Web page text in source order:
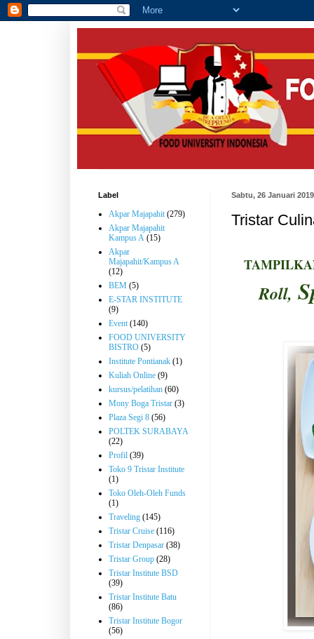
Sabtu, 26 Januari 2019
Tristar
Roll,
Label
Akpar Majapahit (279)
Akpar Majapahit
Kampus A (15)
Akpar
Majapahit/Kampus A
(12)
BEM (5)
E-STAR INSTITUTE
(9)
Event (140)
FOOD UNIVERSITY
BISTRO (5)
Institute Pontianak (1)
Kuliah Online (9)
kursus/pelatihan (60)
Mony Boga Tristar (3)
Plaza Segi 8 (56)
POLTEK SURABAYA
(22)
Profil (39)
Toko 9 Tristar Institute
(1)
Toko Oleh-Oleh Funds
(1)
Traveling (145)
Tristar Cruise (116)
Tristar Denpasar (38)
Tristar Group (28)
Tristar Institute BSD
(39)
Tristar Institute Batu
(86)
Tristar Institute Bogor
(56)